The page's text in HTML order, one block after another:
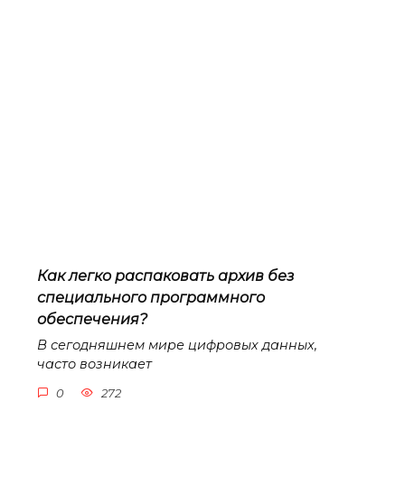
Как легко распаковать архив без
специального программного
обеспечения?
В сегодняшнем мире цифровых данных,
часто возникает
0 272